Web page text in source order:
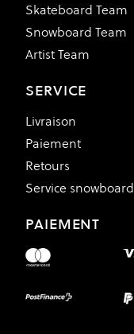
Skateboard Team
Snowboard Team
Artist Team
SERVICE
Livraison
Paiement
Retours
Service snowboard
PAIEMENT